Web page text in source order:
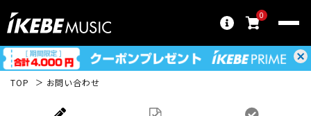
0
TOP お問い合わせ